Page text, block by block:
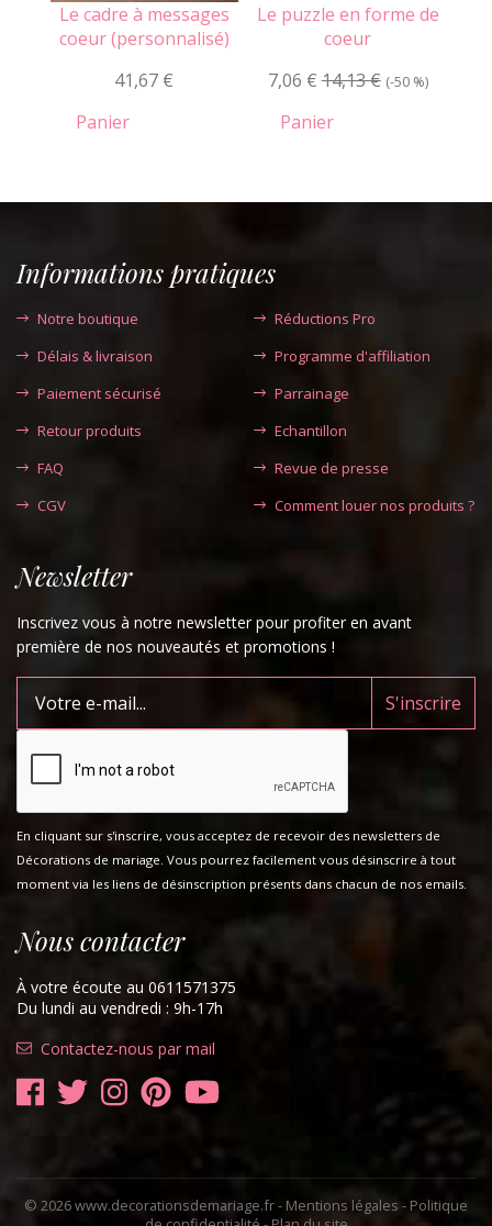
Le cadre à messages
coeur (personnalisé)
41,67 €
Panier
Le puzzle en forme de
coeur
7,06 € 14,13 € (-50 %)
Panier
Informations pratiques
Notre boutique
Délais & livraison
Paiement sécurisé
Retour produits
FAQ
CGV
Réductions Pro
Programme d'affiliation
Parrainage
Echantillon
Revue de presse
Comment louer nos produits ?
Newsletter
Inscrivez vous à notre newsletter pour profiter en avant
première de nos nouveautés et promotions !
En cliquant sur s'inscrire, vous acceptez de recevoir des newsletters de
Décorations de mariage. Vous pourrez facilement vous désinscrire à tout
moment via les liens de désinscription présents dans chacun de nos emails.
Nous contacter
À votre écoute au 0611571375
Du lundi au vendredi : 9h-17h
Contactez-nous par mail
© 2026 www.decorationsdemariage.fr - Mentions légales-Politique